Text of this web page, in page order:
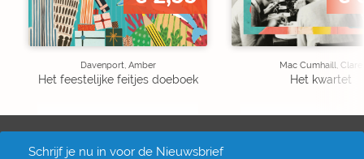
Davenport, Amber
Het feestelijke feitjes doeboek
Mac Cumhaill, Clare
Het kwartet
Schrijf je nu in voor de Nieuwsbrief